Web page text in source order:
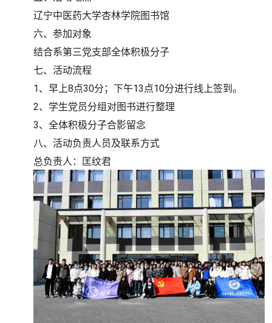
辽宁中医药大学杏林学院图书馆
六、参加对象
结合系第三党支部全体积极分子
七、活动流程
1、早上8点30分；下午13点10分进行线上签到。
2、学生党员分组对图书进行整理
3、全体积极分子合影留念
八、活动负责人员及联系方式
总负责人：匡纹君